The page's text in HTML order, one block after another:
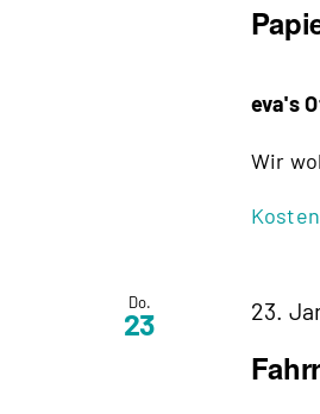
eva's
Wir
Do.
23 23.